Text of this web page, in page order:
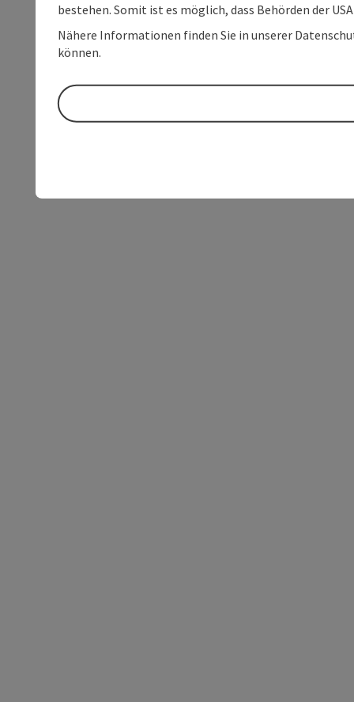
bestehen. Somit ist es möglich, dass Behörden der
Nähere Informationen finden Sie in unserer
können.